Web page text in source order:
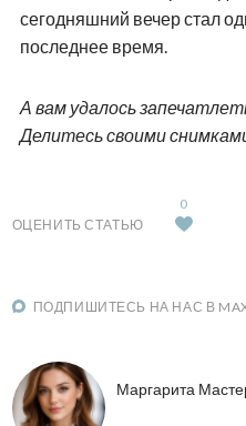
сегодняшний вечер стал
последнее время.
А вам удалось
Делитесь своими
ОЦЕНИТЬ СТАТЬЮ
0
ПОДПИШИТЕСЬ НА НАС В
Маргарита